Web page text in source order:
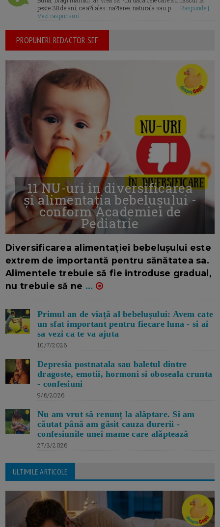
peste 38 de ani, ce a?i ales: na?terea naturala sau p... |Raspunde |
Vezi raspunsuri
PROPUNERI REDACTOR SEF
11 NU-uri in diversificarea
și alimentația bebelușului -
conform Academiei de
Pediatrie
Diversificarea alimentației bebelușului este
extrem de importantă pentru sănătatea sa.
Alimentele trebuie să fie introduse gradual,
nu trebuie să ne ...
Primul an de viață al bebelușului: Avem cate
un sfat important pentru fiecare luna - si ai
sa vezi ca te va ajuta
10/7/2026
Depresia postnatala sau baletul dintre
dragoste, emotii, hormoni si oboseala crunta
- confesiuni
9/6/2026
Nu am vrut să renunț la alăptare. Si am
căutat până am găsit cauza durerii -
confesiunile unei mame care alăptează
27/3/2026
ULTIMILE ARTICOLE